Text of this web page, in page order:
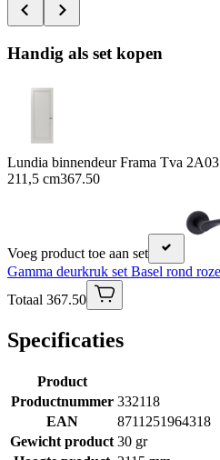
Handig als set kopen
Lundia binnendeur Frama Tva
211,5 cm367.50
Voeg product toe aan set
Gamma deurkruk set Basel rond
Totaal 367.50
Specificaties
Product
Productnummer 332118
EAN
8711251964318
Gewicht product 30 gr